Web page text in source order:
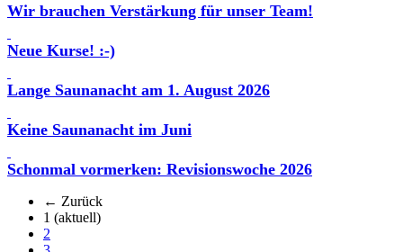
Wir brauchen Verstärkung für unser Team!
Neue Kurse! :-)
Lange Saunanacht am 1. August 2026
Keine Saunanacht im Juni
Schonmal vormerken: Revisionswoche 2026
← Zurück
1 (aktuell)
2